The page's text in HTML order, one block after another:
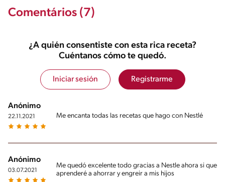
Comentários (7)
¿A quién consentiste con esta rica receta?
Cuéntanos cómo te quedó.
Iniciar sesión Registrarme
Anónimo
22.11.2021 Me encanta todas las recetas que hago con Nestlé
Anónimo
03.07.2021
Me quedó excelente todo gracias a Nestle ahora si que
aprenderé a ahorrar y engreir a mis hijos